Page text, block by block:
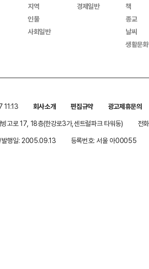
지역
인물
사회일반
경제일반
책
종교
날씨
생활문
11:13 회사소개 편집규약
광고제휴문의
고로 17, 18층(한강로3가,센트럴파크 타워동)
전
발행일: 2005.09.13 등록번호: 서울 아00055